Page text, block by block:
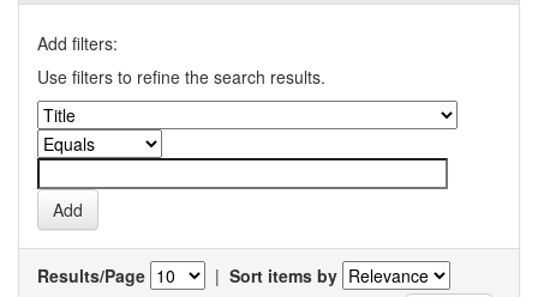
Add filters:
Use filters to refine the search results.
Results/Page | Sort items by